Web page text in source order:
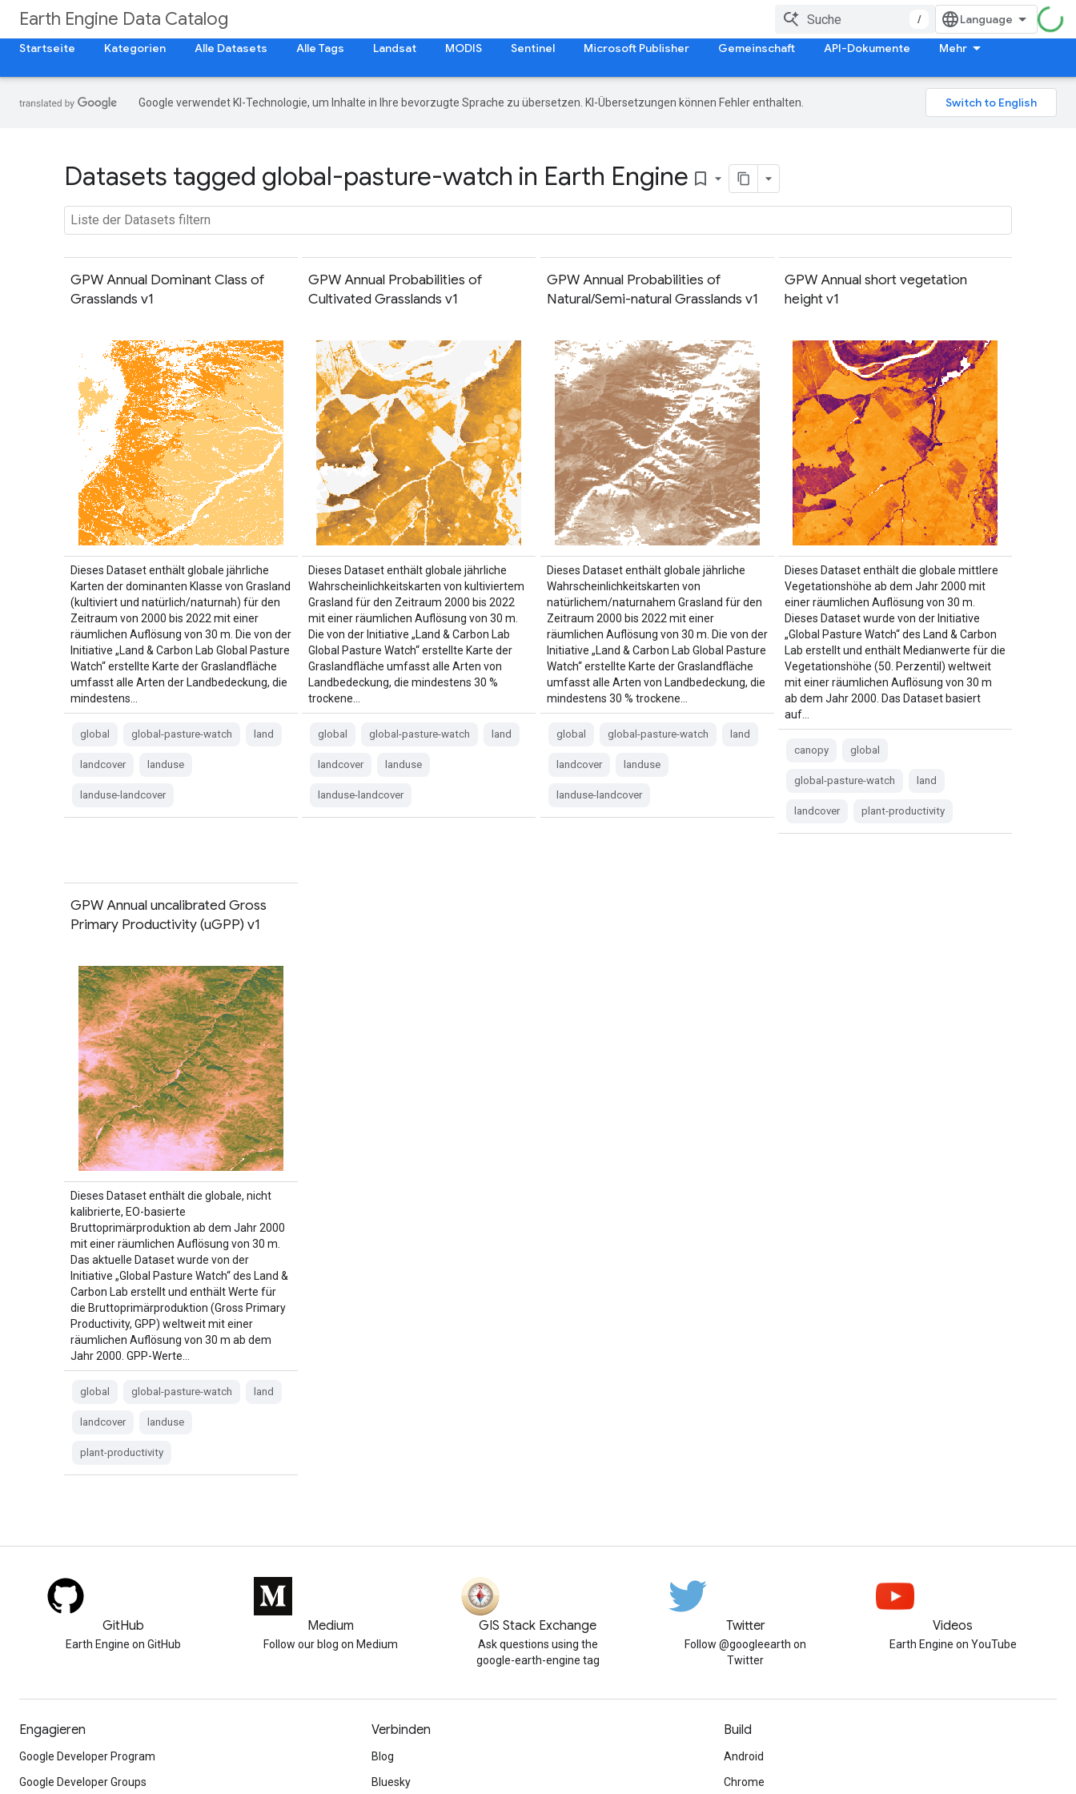
Earth Engine Data Catalog
/
Startseite
Kategorien Alle Datasets Alle Tags Landsat MODIS Sentinel Microsoft Publisher Gemeinschaft API-Dokumente Mehr
Google verwendet KI-Technologie, um Inhalte in Ihre bevorzugte Sprache zu übersetzen. KI-Übersetzungen können Fehler enthalten.
Datasets tagged global-pasture-watch in Earth Engine bookmark_border
GPW Annual Dominant Class of
Grasslands v1
Dieses Dataset enthält globale jährliche
Karten der dominanten Klasse von Grasland
(kultiviert und natürlich/naturnah) für den
Zeitraum von 2000 bis 2022 mit einer
räumlichen Auflösung von 30 m. Die von der
Initiative „Land & Carbon Lab Global Pasture
Watch“ erstellte Karte der Graslandfläche
umfasst alle Arten der Landbedeckung, die
mindestens…
global global-pasture-watch land
landcover landuse
landuse-landcover
GPW Annual Probabilities of
Cultivated Grasslands v1
Dieses Dataset enthält globale jährliche
Wahrscheinlichkeitskarten von kultiviertem
Grasland für den Zeitraum 2000 bis 2022
mit einer räumlichen Auflösung von 30 m.
Die von der Initiative „Land & Carbon Lab
Global Pasture Watch“ erstellte Karte der
Graslandfläche umfasst alle Arten von
Landbedeckung, die mindestens 30 %
trockene…
global global-pasture-watch land
landcover landuse
landuse-landcover
GPW Annual Probabilities of
Natural/Semi-natural Grasslands v1
Dieses Dataset enthält globale jährliche
Wahrscheinlichkeitskarten von
natürlichem/naturnahem Grasland für den
Zeitraum 2000 bis 2022 mit einer
räumlichen Auflösung von 30 m. Die von der
Initiative „Land & Carbon Lab Global Pasture
Watch“ erstellte Karte der Graslandfläche
umfasst alle Arten von Landbedeckung, die
mindestens 30 % trockene…
global global-pasture-watch land
landcover landuse
landuse-landcover
GPW Annual short vegetation
height v1
Dieses Dataset enthält die globale mittlere
Vegetationshöhe ab dem Jahr 2000 mit
einer räumlichen Auflösung von 30 m.
Dieses Dataset wurde von der Initiative
„Global Pasture Watch“ des Land & Carbon
Lab erstellt und enthält Medianwerte für die
Vegetationshöhe (50. Perzentil) weltweit
mit einer räumlichen Auflösung von 30 m
ab dem Jahr 2000. Das Dataset basiert
auf…
canopy global
global-pasture-watch land
landcover plant-productivity
GPW Annual uncalibrated Gross
Primary Productivity (uGPP) v1
Dieses Dataset enthält die globale, nicht
kalibrierte, EO-basierte
Bruttoprimärproduktion ab dem Jahr 2000
mit einer räumlichen Auflösung von 30 m.
Das aktuelle Dataset wurde von der
Initiative „Global Pasture Watch“ des Land &
Carbon Lab erstellt und enthält Werte für
die Bruttoprimärproduktion (Gross Primary
Productivity, GPP) weltweit mit einer
räumlichen Auflösung von 30 m ab dem
Jahr 2000. GPP-Werte…
global global-pasture-watch land
landcover landuse
plant-productivity
GitHub
Earth Engine on GitHub
Medium
Follow our blog on Medium
GIS Stack Exchange
Ask questions using the
google-earth-engine tag
Twitter
Follow @googleearth on
Twitter
Videos
Earth Engine on YouTube
Engagieren
Google Developer Program
Google Developer Groups
Verbinden
Blog
Bluesky
Build
Android
Chrome